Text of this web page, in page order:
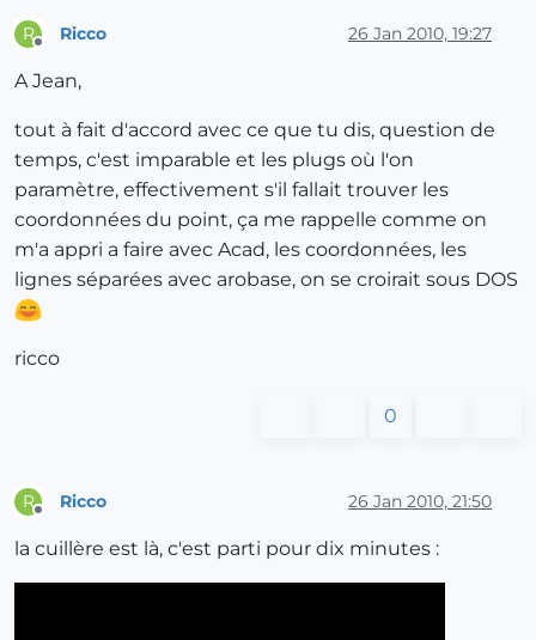
R Ricco 26 Jan 2010, 19:27
A Jean,
tout à fait d'accord avec ce que tu dis, question de
temps, c'est imparable et les plugs où l'on
paramètre, effectivement s'il fallait trouver les
coordonnées du point, ça me rappelle comme on
m'a appri a faire avec Acad, les coordonnées, les
lignes séparées avec arobase, on se croirait sous DOS
ricco
0
R Ricco 26 Jan 2010, 21:50
la cuillère est là, c'est parti pour dix minutes :